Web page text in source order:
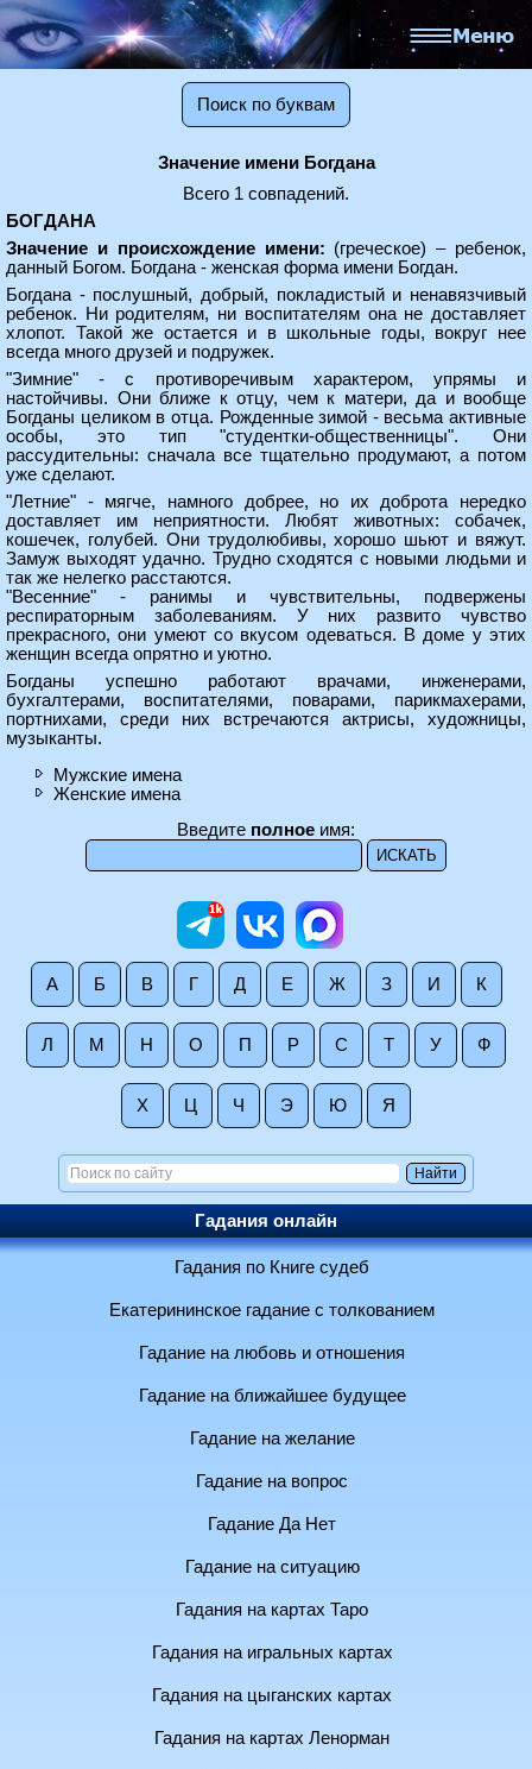
Поиск по буквам
Значение имени Богдана
Всего 1 совпадений.
БОГДАНА
Значение и происхождение имени: (греческое) – ребенок,
данный Богом. Богдана - женская форма имени Богдан.
Богдана - послушный, добрый, покладистый и ненавязчивый
ребенок. Ни родителям, ни воспитателям она не доставляет
хлопот. Такой же остается и в школьные годы, вокруг нее
всегда много друзей и подружек.
"Зимние" - с противоречивым характером, упрямы и
настойчивы. Они ближе к отцу, чем к матери, да и вообще
Богданы целиком в отца. Рожденные зимой - весьма активные
особы, это тип "студентки-общественницы". Они
рассудительны: сначала все тщательно продумают, а потом
уже сделают.
"Летние" - мягче, намного добрее, но их доброта нередко
доставляет им неприятности. Любят животных: собачек,
кошечек, голубей. Они трудолюбивы, хорошо шьют и вяжут.
Замуж выходят удачно. Трудно сходятся с новыми людьми и
так же нелегко расстаются.
"Весенние" - ранимы и чувствительны, подвержены
респираторным заболеваниям. У них развито чувство
прекрасного, они умеют со вкусом одеваться. В доме у этих
женщин всегда опрятно и уютно.
Богданы успешно работают врачами, инженерами,
бухгалтерами, воспитателями, поварами, парикмахерами,
портнихами, среди них встречаются актрисы, художницы,
музыканты.
Мужские имена
Женские имена
Введите полное имя:
А Б В Г Д Е Ж З И К
Л М Н О П Р С Т У Ф
Х Ц Ч Э Ю Я
Гадания онлайн
Гадания по Книге судеб
Екатерининское гадание с толкованием
Гадание на любовь и отношения
Гадание на ближайшее будущее
Гадание на желание
Гадание на вопрос
Гадание Да Нет
Гадание на ситуацию
Гадания на картах Таро
Гадания на игральных картах
Гадания на цыганских картах
Гадания на картах Ленорман